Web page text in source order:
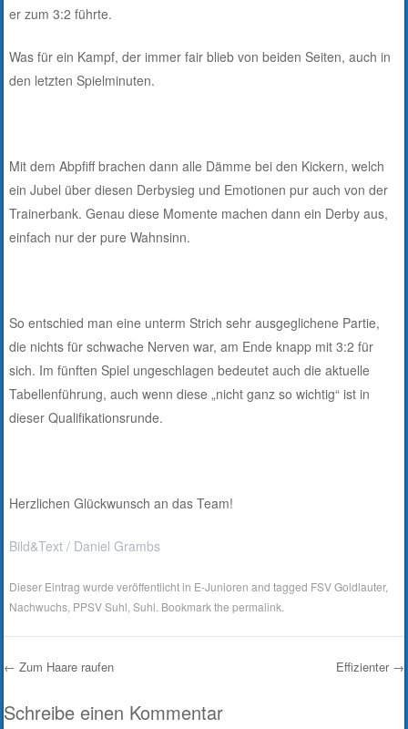
er zum 3:2 führte.
Was für ein Kampf, der immer fair blieb von beiden Seiten, auch in
den letzten Spielminuten.
Mit dem Abpfiff brachen dann alle Dämme bei den Kickern, welch
ein Jubel über diesen Derbysieg und Emotionen pur auch von der
Trainerbank. Genau diese Momente machen dann ein Derby aus,
einfach nur der pure Wahnsinn.
So entschied man eine unterm Strich sehr ausgeglichene Partie,
die nichts für schwache Nerven war, am Ende knapp mit 3:2 für
sich. Im fünften Spiel ungeschlagen bedeutet auch die aktuelle
Tabellenführung, auch wenn diese „nicht ganz so wichtig“ ist in
dieser Qualifikationsrunde.
Herzlichen Glückwunsch an das Team!
Bild&Text / Daniel Grambs
Dieser Eintrag wurde veröffentlicht in E-Junioren and tagged FSV Goldlauter,
Nachwuchs PPSV Suhl ,Suhl . Bookmark thepermalink
Post navigation
← Zum Haare raufen Effizienter →
Schreibe einen Kommentar